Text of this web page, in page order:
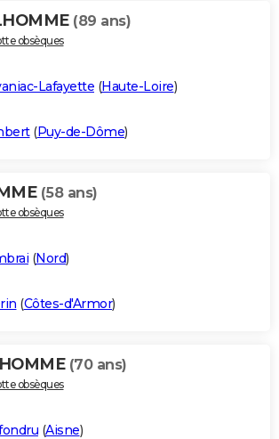
(89 ans)
obsèques
Lafayette (Haute-Loire)
(Puy-de-Dôme)
(58 ans)
obsèques
(Nord)
(Côtes-d'Armor)
(70 ans)
obsèques
(Aisne)